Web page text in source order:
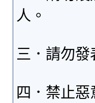
人。
三．請勿
四．禁止